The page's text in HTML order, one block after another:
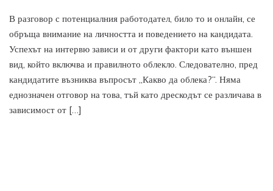
В разговор с потенциалния работодател, било то и онлайн, се
обръща внимание на личността и поведението на кандидата.
Успехът на интервю зависи и от други фактори като външен
вид, който включва и правилното облекло. Следователно, пред
кандидатите възниква въпросът „Какво да облека?“. Няма
еднозначен отговор на това, тъй като дрескодът се различава в
зависимост от […]